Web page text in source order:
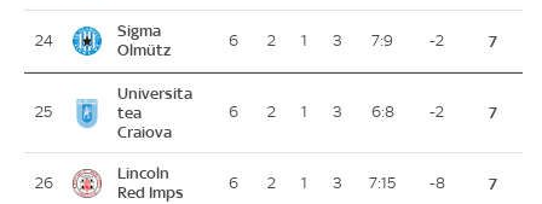
24
Sigma
Olmütz
6 2 1 3 7:9 -2 7
25
Universita
tea
Craiova
6 2 1 3 6:8 -2 7
26
Lincoln
Red Imps
6 2 1 3 7:15 -8 7